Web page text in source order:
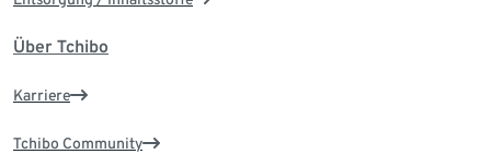
Über Tchibo
Karriere
Tchibo Community